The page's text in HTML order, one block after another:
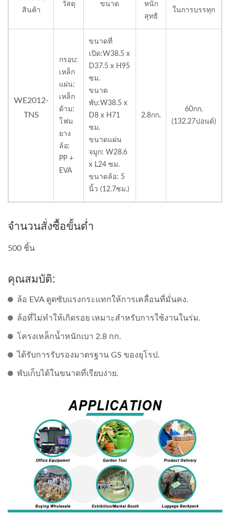
สินค้า
วัสดุ ขนาด
หนัก
สุทธิ
ในการบรรทุก
WE2012-
TNS
กรอบ:
เหล็ก
แผ่น:
เหล็ก
ด้าม:
โฟม
ยาง
ล้อ:
PP +
EVA
ขนาดที่
เปิด:W38.5 x
D37.5 x H95
ซม.
ขนาด
พับ:W38.5 x
D8 x H71
ซม.
ขนาดแผ่น
จมูก: W28.6
x L24 ซม.
ขนาดล้อ: 5
นิ้ว (12.7ซม.)
2.8กก.
60กก.
(132.27ปอนด์)
จำนวนสั่งซื้อขั้นต่ำ
500 ชิ้น
คุณสมบัติ:
ล้อ EVA ดูดซับแรงกระแทกให้การเคลื่อนที่มั่นคง.
ล้อที่ไม่ทำให้เกิดรอย เหมาะสำหรับการใช้งานในร่ม.
โครงเหล็กน้ำหนักเบา 2.8 กก.
ได้รับการรับรองมาตรฐาน GS ของยุโรป.
พับเก็บได้ในขนาดที่เรียบง่าย.